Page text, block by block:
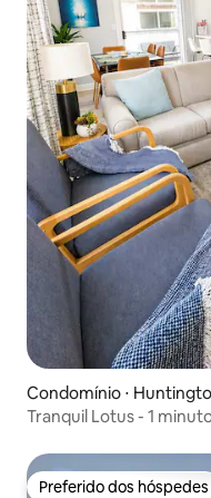
Condomínio ⋅
Tranquil Lotus - 1
Preferido dos hóspedes